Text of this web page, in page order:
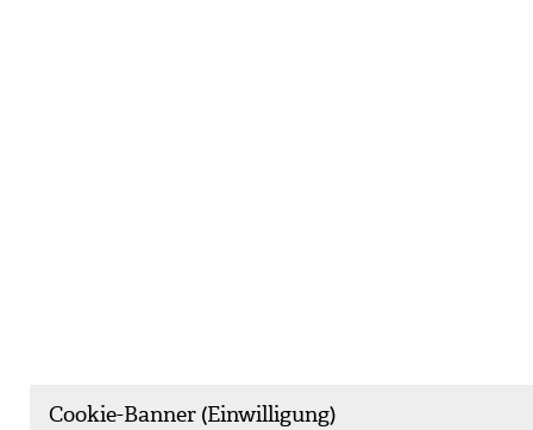
Cookie-Banner (Einwilligung)